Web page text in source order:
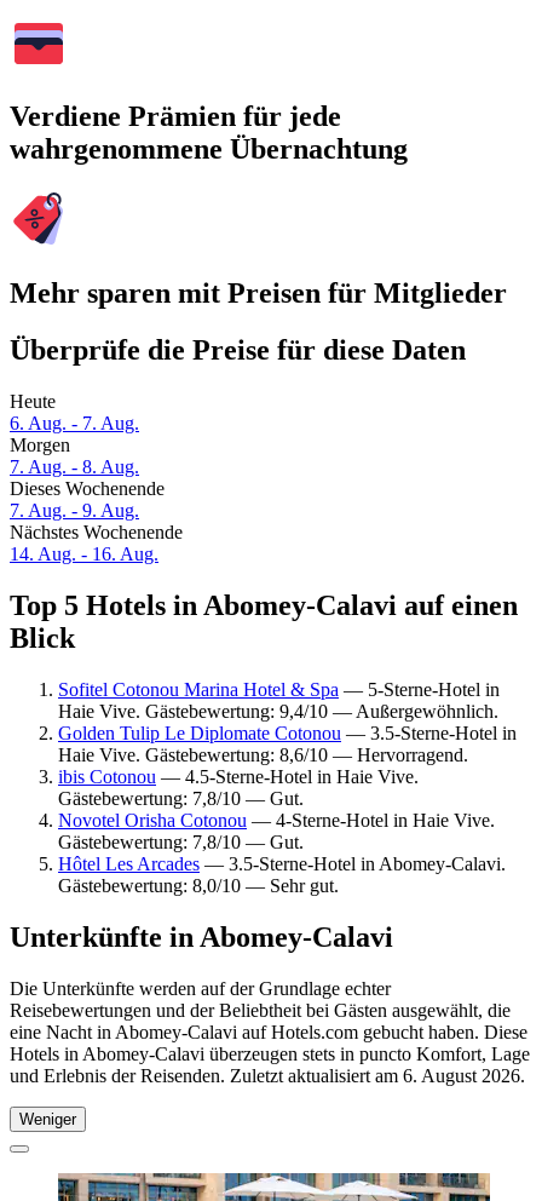
Verdiene Prämien für jede
wahrgenommene Übernachtung
Mehr sparen mit Preisen für Mitglieder
Überprüfe die Preise für diese Daten
Heute
6. Aug. - 7. Aug.
Morgen
7. Aug. - 8. Aug.
Dieses Wochenende
7. Aug. - 9. Aug.
Nächstes Wochenende
14. Aug. - 16. Aug.
Top 5 Hotels in Abomey-Calavi auf einen
Blick
Sofitel Cotonou Marina Hotel & Spa — 5-Sterne-Hotel in
Haie Vive. Gästebewertung: 9,4/10 — Außergewöhnlich.
Golden Tulip Le Diplomate Cotonou — 3.5-Sterne-Hotel in
Haie Vive. Gästebewertung: 8,6/10 — Hervorragend.
ibis Cotonou — 4.5-Sterne-Hotel in Haie Vive.
Gästebewertung: 7,8/10 — Gut.
Novotel Orisha Cotonou — 4-Sterne-Hotel in Haie Vive.
Gästebewertung: 7,8/10 — Gut.
Hôtel Les Arcades — 3.5-Sterne-Hotel in Abomey-Calavi.
Gästebewertung: 8,0/10 — Sehr gut.
Unterkünfte in Abomey-Calavi
Die Unterkünfte werden auf der Grundlage echter
Reisebewertungen und der Beliebtheit bei Gästen ausgewählt, die
eine Nacht in Abomey-Calavi auf Hotels.com gebucht haben. Diese
Hotels in Abomey-Calavi überzeugen stets in puncto Komfort, Lage
und Erlebnis der Reisenden. Zuletzt aktualisiert am 6. August 2026.
Weniger